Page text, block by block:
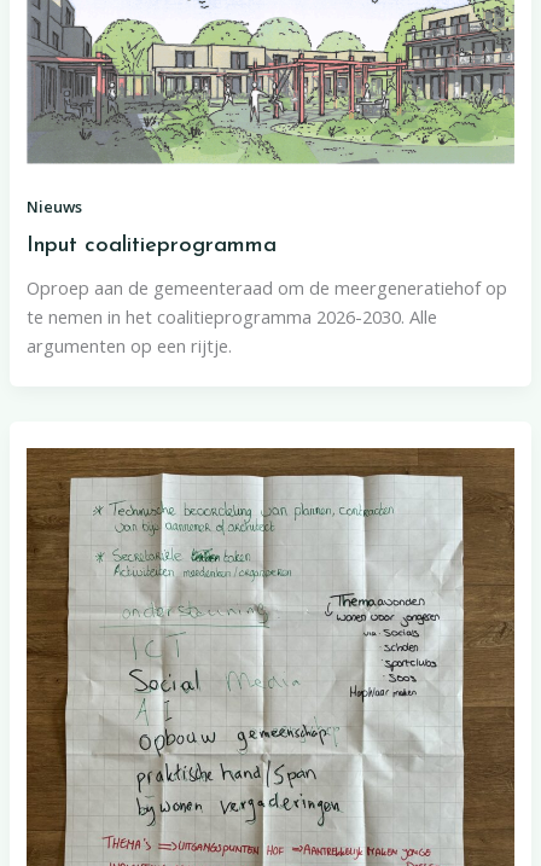
Nieuws
Input coalitieprogramma
Oproep aan de gemeenteraad om de meergeneratiehof op
te nemen in het coalitieprogramma 2026-2030. Alle
argumenten op een rijtje.